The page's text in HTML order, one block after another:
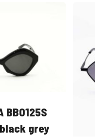
BB0125S
grey